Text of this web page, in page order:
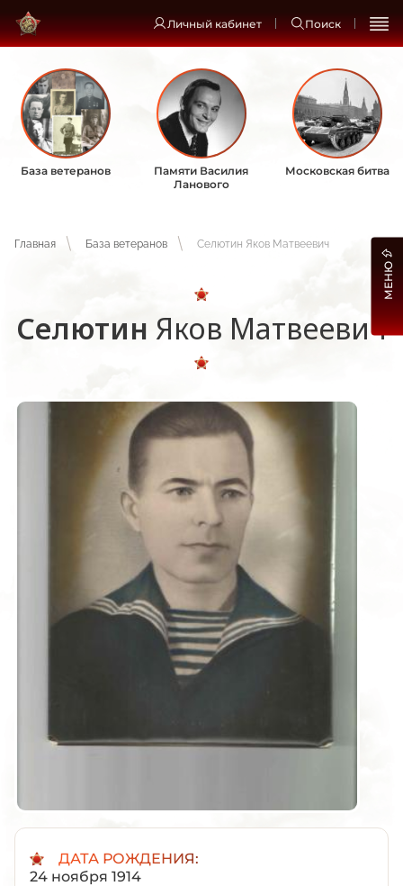
Личный кабинет Поиск
База ветеранов
Памяти Василия
Ланового
Московская битва
Главная База ветеранов Селютин Яков Матвеевич
Селютин Яков Матвеевич
ДАТА РОЖДЕНИЯ:
24 ноября 1914
МЕНЮ